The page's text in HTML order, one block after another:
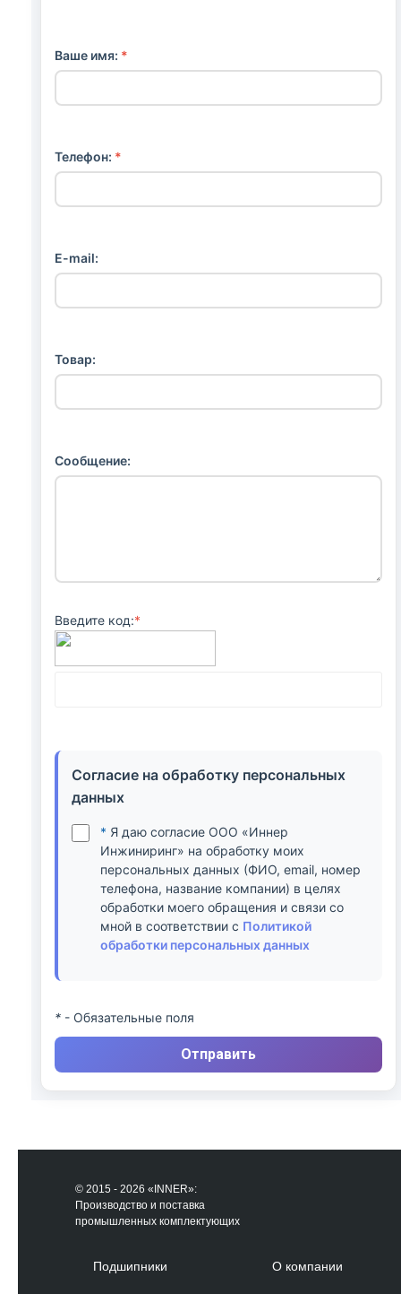
Ваше имя: *
Телефон: *
E-mail:
Товар:
Сообщение:
Введите код:*
Согласие на обработку персональных
данных
* Я даю согласие ООО «Иннер
Инжиниринг» на обработку моих
персональных данных (ФИО, email, номер
телефона, название компании) в целях
обработки моего обращения и связи со
мной в соответствии с Политикой
обработки персональных данных
* - Обязательные поля
Отправить
© 2015 - 2026 «INNER»:
Производство и поставка
промышленных комплектующих
Подшипники О компании